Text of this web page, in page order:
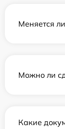
Меняется
Можно ли
Какие